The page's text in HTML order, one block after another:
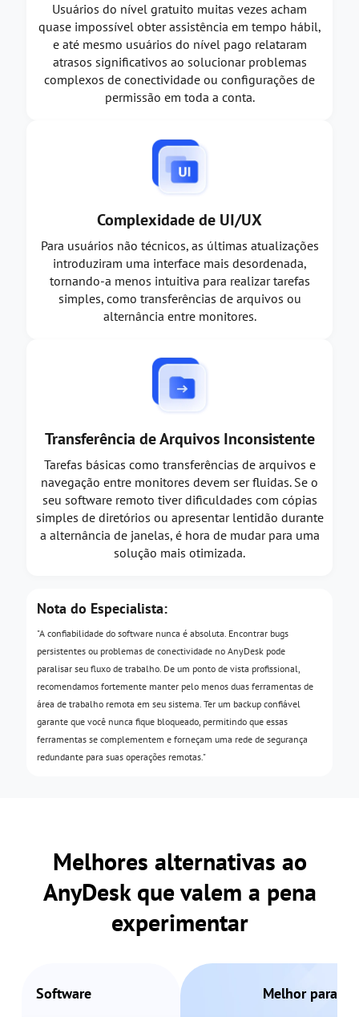
Usuários do nível gratuito muitas vezes acham
quase impossível obter assistência em tempo hábil,
e até mesmo usuários do nível pago relataram
atrasos significativos ao solucionar problemas
complexos de conectividade ou configurações de
permissão em toda a conta.
Complexidade de UI/UX
Para usuários não técnicos, as últimas atualizações
introduziram uma interface mais desordenada,
tornando-a menos intuitiva para realizar tarefas
simples, como transferências de arquivos ou
alternância entre monitores.
Transferência de Arquivos Inconsistente
Tarefas básicas como transferências de arquivos e
navegação entre monitores devem ser fluidas. Se o
seu software remoto tiver dificuldades com cópias
simples de diretórios ou apresentar lentidão durante
a alternância de janelas, é hora de mudar para uma
solução mais otimizada.
Nota do Especialista:
"A confiabilidade do software nunca é absoluta. Encontrar bugs
persistentes ou problemas de conectividade no AnyDesk pode
paralisar seu fluxo de trabalho. De um ponto de vista profissional,
recomendamos fortemente manter pelo menos duas ferramentas de
área de trabalho remota em seu sistema. Ter um backup confiável
garante que você nunca fique bloqueado, permitindo que essas
ferramentas se complementem e forneçam uma rede de segurança
redundante para suas operações remotas."
Melhores alternativas ao
AnyDesk que valem a pena
experimentar
Software Melhor para